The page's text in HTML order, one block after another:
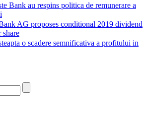
Bank au respins politica de remunerare a
AG proposes conditional 2019 dividend
o scadere semnificativa a profitului in